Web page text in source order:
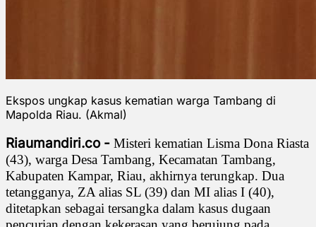
Ekspos ungkap kasus kematian warga Tambang di
Mapolda Riau. (Akmal)
Riaumandiri.co - Misteri kematian Lisma Dona Riasta
(43), warga Desa Tambang, Kecamatan Tambang,
Kabupaten Kampar, Riau, akhirnya terungkap. Dua
tetangganya, ZA alias SL (39) dan MI alias I (40),
ditetapkan sebagai tersangka dalam kasus dugaan